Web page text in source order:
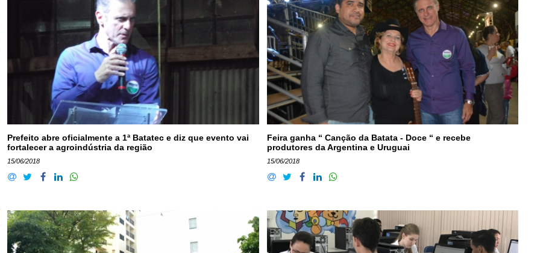
Prefeito abre oficialmente a 1ª Batatec e diz que evento vai
fortalecer a agroindústria da região
15/06/2018
Feira ganha “ Canção da Batata - Doce “ e recebe
produtores da Argentina e Uruguai
15/06/2018